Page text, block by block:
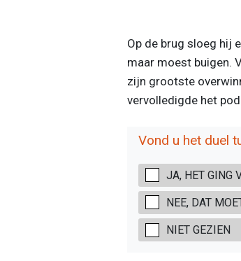
Op de brug sloeg hij
maar moest buigen.
zijn grootste
vervolledigde het
Vond u het duel
JA, HET GING
NEE, DAT
NIET GEZIEN